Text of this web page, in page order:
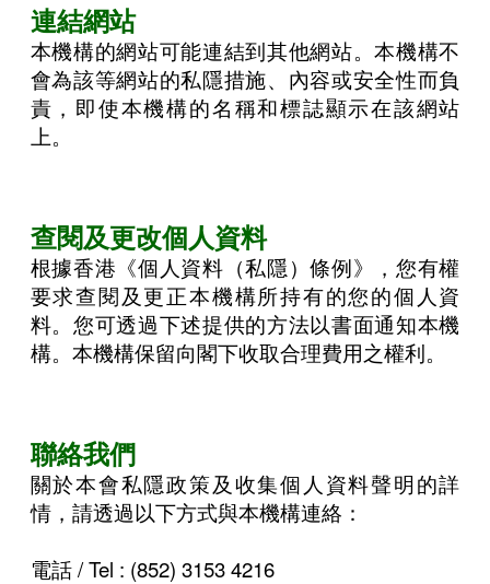
連結網站
本機構的網站可能連結到其他網站。本機構不
會為該等網站的私隱措施、內容或安全性而負
責，即使本機構的名稱和標誌顯示在該網站
上。
查閱及更改個人資料
根據香港《個人資料（私隱）條例》，您有權
要求查閱及更正本機構所持有的您的個人資
料。您可透過下述提供的方法以書面通知本機
構。本機構保留向閣下收取合理費用之權利。
聯絡我們
關於本會私隱政策及收集個人資料聲明的詳
情，請透過以下方式與本機構連絡：
電話 / Tel : (852) 3153 4216